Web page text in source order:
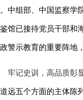
中组部、中国监察学
馆已接待党员干部和
警示教育的重要阵地，
牢记史训，高品质彰
远五个方面的主体陈